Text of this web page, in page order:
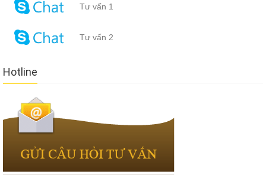
Tư vấn 1
Tư vấn 2
Hotline